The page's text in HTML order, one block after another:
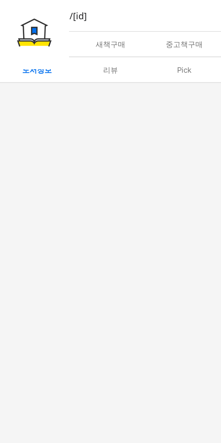
book/rent/[id]
대여 새책구매 중고책구매
도서정보 리뷰 Pick